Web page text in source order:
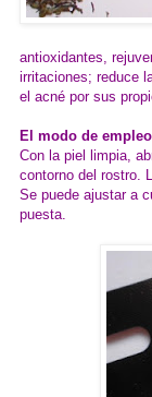
antioxidantes,
irritaciones; reduce
el acné por sus
El modo de empleo
Con la piel limpia,
contorno del rostro.
Se puede ajustar a
puesta.